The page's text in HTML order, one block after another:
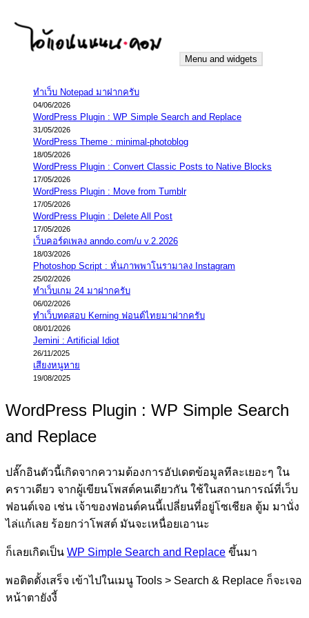
content
iannnnn.com
ความจริงมีสองด้าน คือจริงของมึง กับจริงของกู
Menu and widgets
ทำเว็บ Notepad มาฝากครับ
04/06/2026
WordPress Plugin : WP Simple Search and Replace
31/05/2026
WordPress Theme : minimal-photoblog
18/05/2026
WordPress Plugin : Convert Classic Posts to Native Blocks
17/05/2026
WordPress Plugin : Move from Tumblr
17/05/2026
WordPress Plugin : Delete All Post
17/05/2026
เว็บคอร์ดเพลง anndo.com/u v.2.2026
18/03/2026
Photoshop Script : หั่นภาพพาโนรามาลง Instagram
25/02/2026
ทำเว็บเกม 24 มาฝากครับ
06/02/2026
ทำเว็บทดสอบ Kerning ฟอนต์ไทยมาฝากครับ
08/01/2026
Jemini : Artificial Idiot
26/11/2025
เสียงหนูหาย
19/08/2025
WordPress Plugin : WP Simple Search
and Replace
ปลั๊กอินตัวนี้เกิดจากความต้องการอัปเดตข้อมูลทีละเยอะๆ ใน
คราวเดียว จากผู้เขียนโพสต์คนเดียวกัน ใช้ในสถานการณ์ที่เว็บ
ฟอนต์เจอ เช่น เจ้าของฟอนต์คนนี้เปลี่ยนที่อยู่โซเชียล ตู้ม มานั่ง
ไล่แก้เลย ร้อยกว่าโพสต์ มันจะเหนื่อยเอานะ
ก็เลยเกิดเป็น WP Simple Search and Replace ขึ้นมา
พอติดตั้งเสร็จ เข้าไปในเมนู Tools > Search & Replace ก็จะเจอ
หน้าตายังงี้